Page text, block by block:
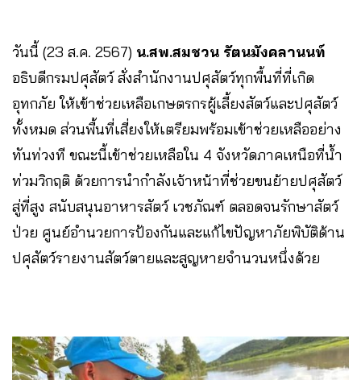
วันนี้ (23 ส.ค. 2567) น.สพ.สมชวน รัตนมังคลานนท์
อธิบดีกรมปศุสัตว์ สั่งสำนักงานปศุสัตว์ทุกพื้นที่ที่เกิด
อุทกภัย ให้เข้าช่วยเหลือเกษตรกรผู้เลี้ยงสัตว์และปศุสัตว์
ทั้งหมด ส่วนพื้นที่เสี่ยงให้เตรียมพร้อมเข้าช่วยเหลืออย่าง
ทันท่วงที ขณะนี้เข้าช่วยเหลือใน 4 จังหวัดภาคเหนือที่น้ำ
ท่วมวิกฤติ ด้วยการนำกำลังเจ้าหน้าที่ช่วยขนย้ายปศุสัตว์
สู่ที่สูง สนับสนุนอาหารสัตว์ เวชภัณฑ์ ตลอดจนรักษาสัตว์
ป่วย ศูนย์อำนวยการป้องกันและแก้ไขปัญหาภัยพิบัติด้าน
ปศุสัตว์รายงานสัตว์ตายและสูญหายจำนวนหนึ่งด้วย